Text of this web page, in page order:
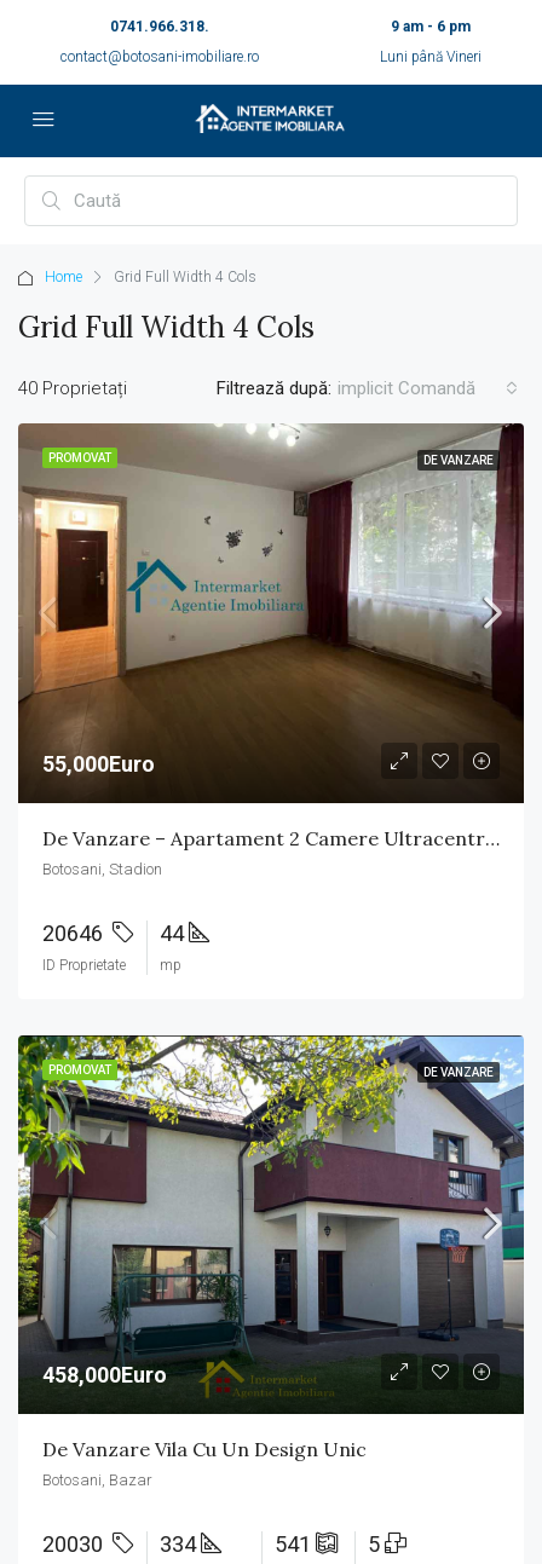
0741.966.318.
contact@botosani-imobiliare.ro
9 am - 6 pm
Luni până Vineri
Home Grid Full Width 4 Cols
Grid Full Width 4 Cols
40 Proprietați Filtrează după: implicit Comandă
PROMOVAT DE VANZARE
55,000Euro
De Vanzare – Apartament 2 Camere Ultracentral
Botosani, Stadion
20646
ID Proprietate
44
mp
PROMOVAT DE VANZARE
458,000Euro
De Vanzare Vila Cu Un Design Unic
Botosani, Bazar
20030 334 541 5